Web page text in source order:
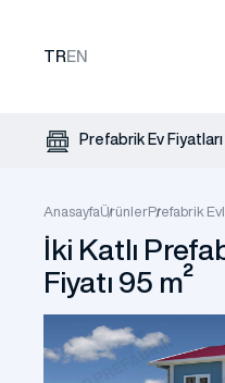
TR EN
Prefabrik Ev Fiyatları
AnasayfaÜrünlerPrefabrik
İki Katlı
Fiyatı 95 m²